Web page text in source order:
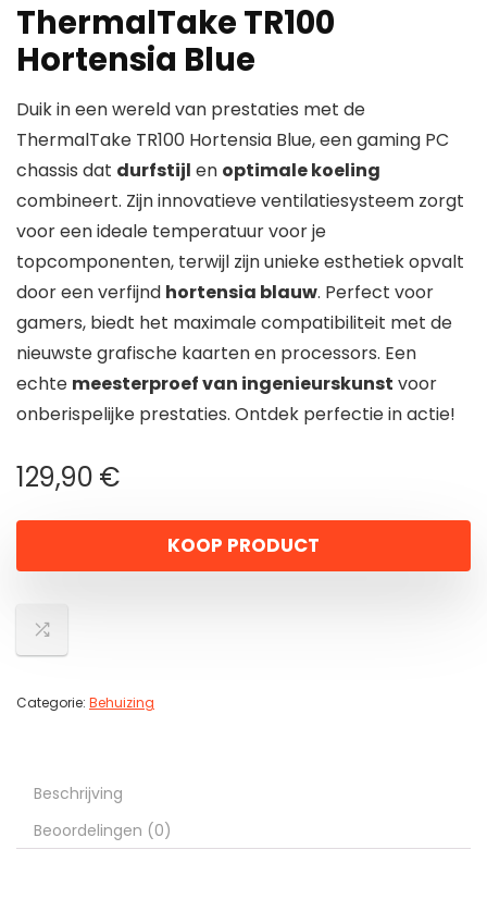
ThermalTake TR100
Hortensia Blue
Duik in een wereld van prestaties met de
ThermalTake TR100 Hortensia Blue, een gaming PC
chassis dat durfstijl en optimale koeling
combineert. Zijn innovatieve ventilatiesysteem zorgt
voor een ideale temperatuur voor je
topcomponenten, terwijl zijn unieke esthetiek opvalt
door een verfijnd hortensia blauw. Perfect voor
gamers, biedt het maximale compatibiliteit met de
nieuwste grafische kaarten en processors. Een
echte meesterproef van ingenieurskunst voor
onberispelijke prestaties. Ontdek perfectie in actie!
129,90 €
KOOP PRODUCT
Categorie: Behuizing
Beschrijving
Beoordelingen (0)